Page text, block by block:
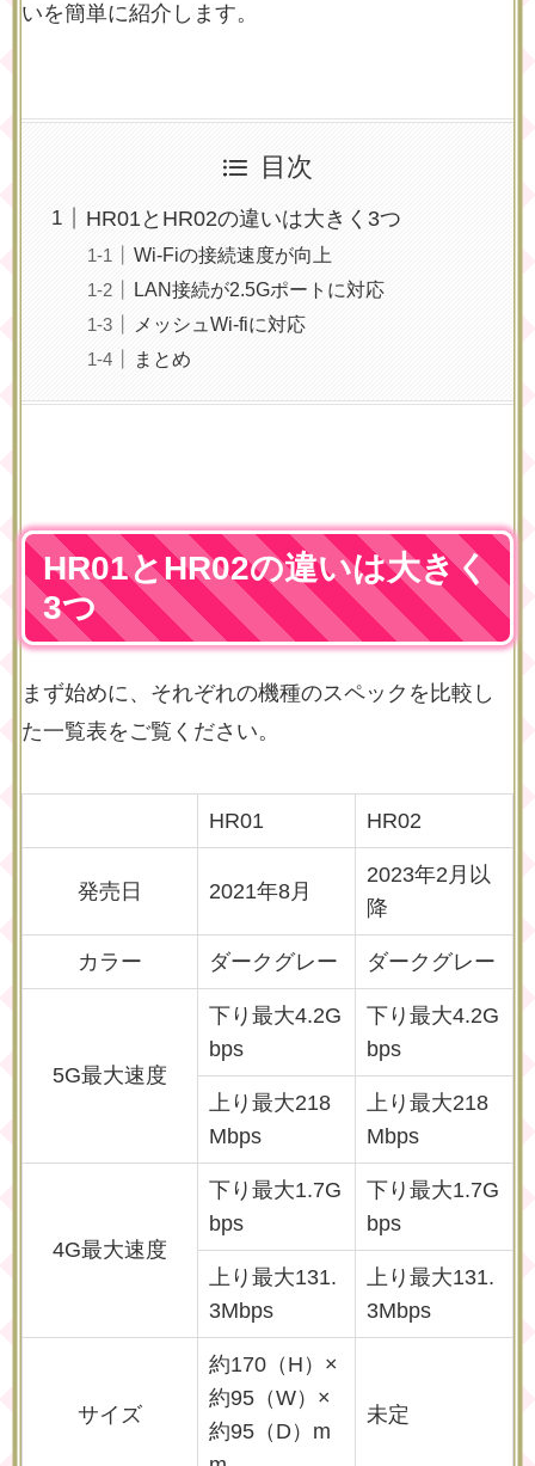
いを簡単に紹介します。
目次
HR01とHR02の違いは大きく3つ
Wi-Fiの接続速度が向上
LAN接続が2.5Gポートに対応
メッシュWi-fiに対応
まとめ
HR01とHR02の違いは大きく
3つ
まず始めに、それぞれの機種のスペックを比較し
た一覧表をご覧ください。
HR01 HR02
発売日 2021年8月
2023年2月以
降
カラー ダークグレー ダークグレー
5G最大速度
下り最大4.2G
bps
下り最大4.2G
bps
上り最大218
Mbps
上り最大218
Mbps
4G最大速度
下り最大1.7G
bps
下り最大1.7G
bps
上り最大131.
3Mbps
上り最大131.
3Mbps
サイズ
約170（H）×
約95（W）×
約95（D）m
未定